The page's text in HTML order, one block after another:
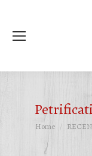
Tu sei qui:
Home